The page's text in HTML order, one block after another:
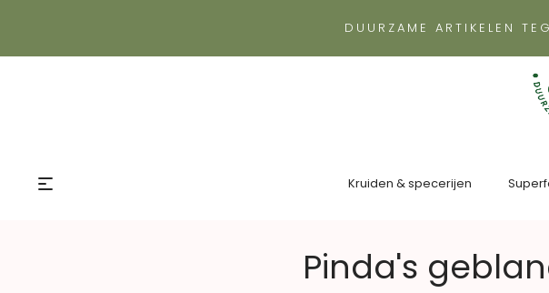
DUURZAME ARTIKELEN
Kruiden & specerijen
Pinda's